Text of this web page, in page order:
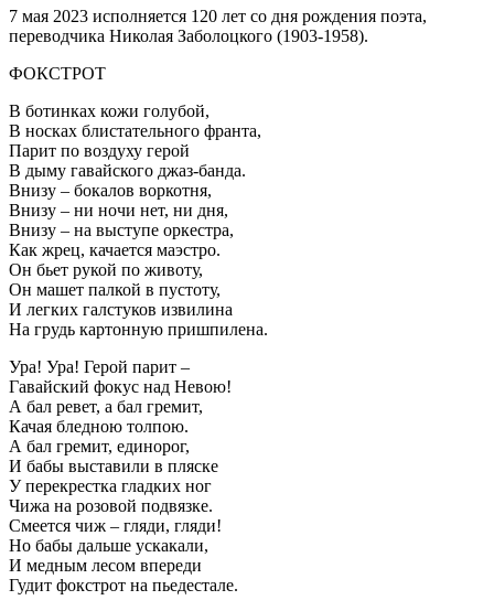
7 мая 2023 исполняется 120 лет со дня рождения поэта,
переводчика Николая Заболоцкого (1903-1958).
ФОКСТРОТ
В ботинках кожи голубой,
В носках блистательного франта,
Парит по воздуху герой
В дыму гавайского джаз-банда.
Внизу – бокалов воркотня,
Внизу – ни ночи нет, ни дня,
Внизу – на выступе оркестра,
Как жрец, качается маэстро.
Он бьет рукой по животу,
Он машет палкой в пустоту,
И легких галстуков извилина
На грудь картонную пришпилена.
Ура! Ура! Герой парит –
Гавайский фокус над Невою!
А бал ревет, а бал гремит,
Качая бледною толпою.
А бал гремит, единорог,
И бабы выставили в пляске
У перекрестка гладких ног
Чижа на розовой подвязке.
Смеется чиж – гляди, гляди!
Но бабы дальше ускакали,
И медным лесом впереди
Гудит фокстрот на пьедестале.